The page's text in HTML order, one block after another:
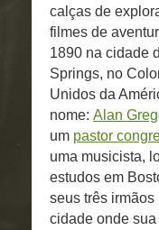
calças de
filmes de
1890 na cidade
Springs, no
Unidos da
nome: Alan
um pastor
uma musicista,
estudos em
seus três
cidade onde